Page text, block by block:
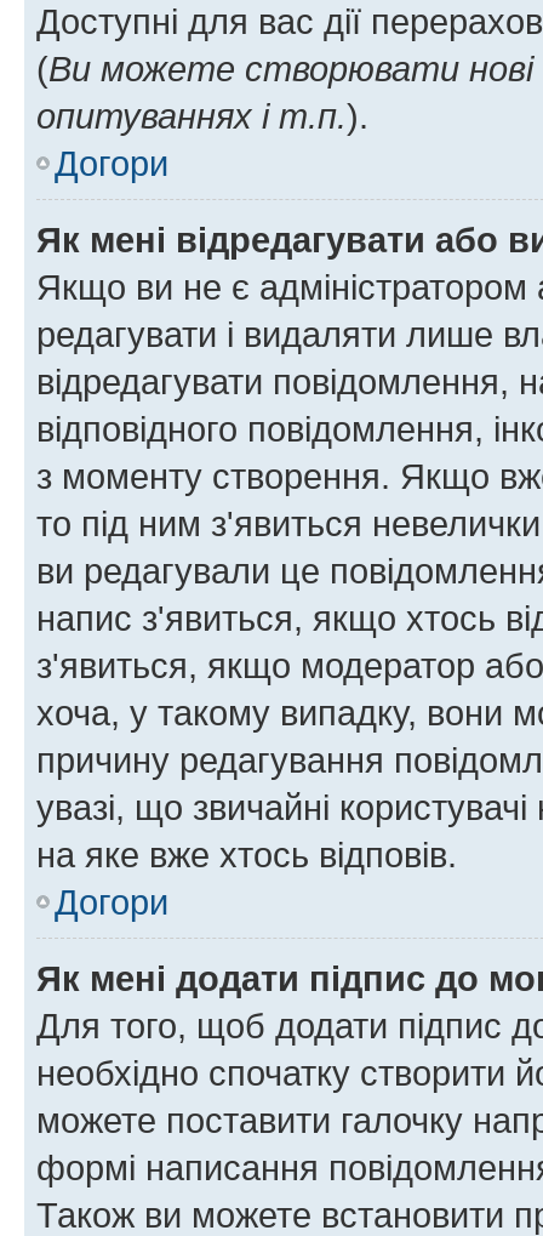
Доступні для вас дії
(Ви можете створювати
опитуваннях і т.п.).
Догори
Як мені відредагувати або
Якщо ви не є
редагувати і видаляти лише
відредагувати повідомлення,
відповідного повідомлення,
з моменту створення. Якщо
то під ним з'явиться
ви редагували це
напис з'явиться, якщо хтось
з'явиться, якщо модератор
хоча, у такому випадку, вони
причину редагування
увазі, що звичайні
на яке вже хтось відповів.
Догори
Як мені додати підпис до
Для того, щоб додати підпис
необхідно спочатку створити
можете поставити галочку
формі написання
Також ви можете встановити